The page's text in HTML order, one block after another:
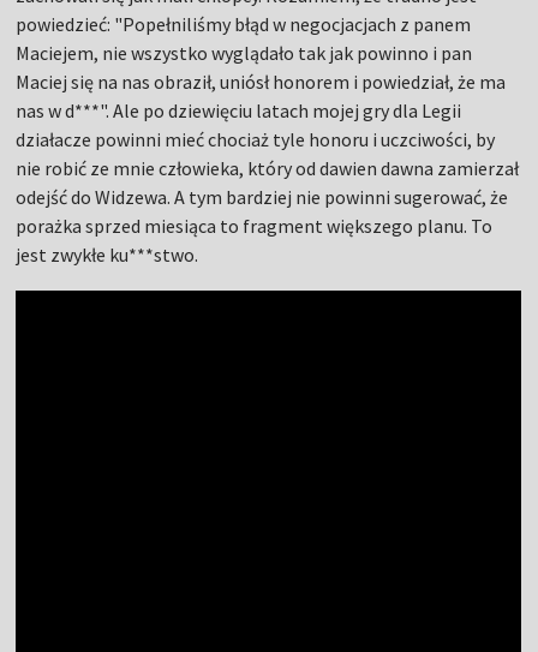
powiedzieć: "Popełniliśmy błąd w negocjacjach z panem
Maciejem, nie wszystko wyglądało tak jak powinno i pan
Maciej się na nas obraził, uniósł honorem i powiedział, że ma
nas w d***". Ale po dziewięciu latach mojej gry dla Legii
działacze powinni mieć chociaż tyle honoru i uczciwości, by
nie robić ze mnie człowieka, który od dawien dawna zamierzał
odejść do Widzewa. A tym bardziej nie powinni sugerować, że
porażka sprzed miesiąca to fragment większego planu. To
jest zwykłe ku***stwo.